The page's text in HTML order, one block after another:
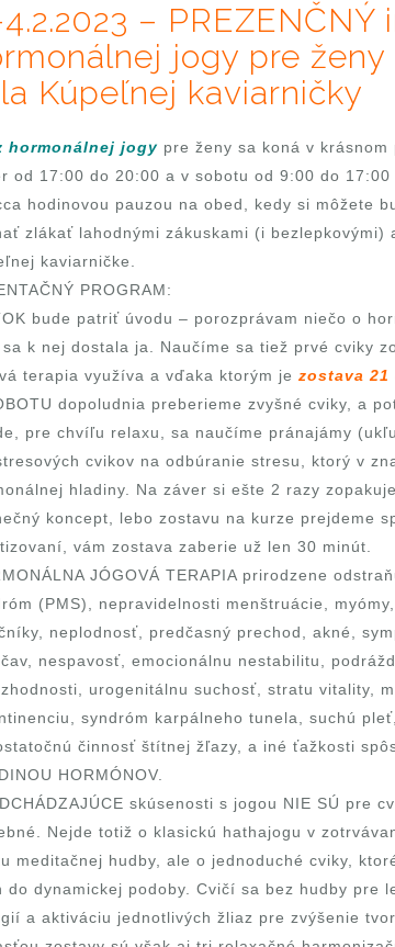
–
jogy pre ženy
Kúpeľnej kaviarničky
hormonálnej jogy pre ženy sa koná v
od 17:00 do 20:00 a v sobotu od 9:00 do
hodinovou pauzou na obed, kedy si môžete
zlákať lahodnými zákuskami (i
kaviarničke.
PROGRAM:
bude patriť úvodu – porozprávam niečo o
sa k nej dostala ja. Naučíme sa tiež prvé cviky
terapia využíva a vďaka ktorým je zostava
dopoludnia preberieme zvyšné cviky, a
pre chvíľu relaxu, sa naučíme pránajámy
cvikov na odbúranie stresu, ktorý v
hladiny. Na záver si ešte 2 razy
koncept, lebo zostavu na kurze prejdeme
vám zostava zaberie už len 30 minút.
JÓGOVÁ TERAPIA prirodzene
(PMS), nepravidelnosti menštruácie,
neplodnosť, predčasný prechod, akné,
nespavosť, emocionálnu nestabilitu,
urogenitálnu suchosť, stratu vitality,
syndróm karpálneho tunela, suchú
činnosť štítnej žľazy, a iné ťažkosti
HORMÓNOV.
skúsenosti s jogou NIE SÚ pre
Nejde totiž o klasickú hathajogu v
meditačnej hudby, ale o jednoduché cviky,
do dynamickej podoby. Cvičí sa bez hudby pre
a aktiváciu jednotlivých žliaz pre zvýšenie